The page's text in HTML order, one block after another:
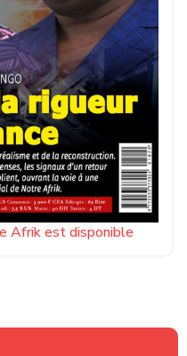
Afrik est disponible